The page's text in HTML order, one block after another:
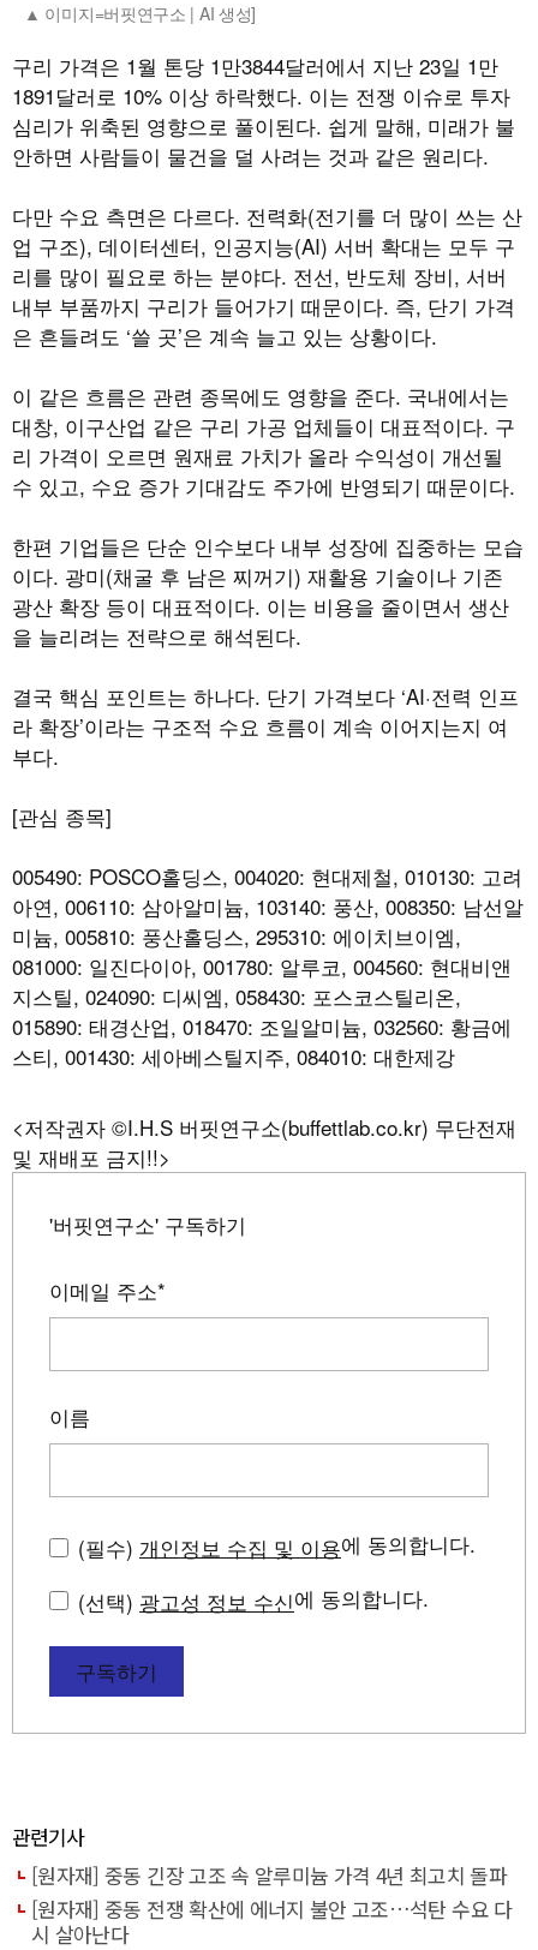
이미지=버핏연구소 | AI 생성]
구리 가격은 1월 톤당 1만3844달러에서 지난 23일 1만
1891달러로 10% 이상 하락했다. 이는 전쟁 이슈로 투자
심리가 위축된 영향으로 풀이된다. 쉽게 말해, 미래가 불
안하면 사람들이 물건을 덜 사려는 것과 같은 원리다.
다만 수요 측면은 다르다. 전력화(전기를 더 많이 쓰는 산
업 구조), 데이터센터, 인공지능(AI) 서버 확대는 모두 구
리를 많이 필요로 하는 분야다. 전선, 반도체 장비, 서버
내부 부품까지 구리가 들어가기 때문이다. 즉, 단기 가격
은 흔들려도 ‘쓸 곳’은 계속 늘고 있는 상황이다.
이 같은 흐름은 관련 종목에도 영향을 준다. 국내에서는
대창, 이구산업 같은 구리 가공 업체들이 대표적이다. 구
리 가격이 오르면 원재료 가치가 올라 수익성이 개선될
수 있고, 수요 증가 기대감도 주가에 반영되기 때문이다.
한편 기업들은 단순 인수보다 내부 성장에 집중하는 모습
이다. 광미(채굴 후 남은 찌꺼기) 재활용 기술이나 기존
광산 확장 등이 대표적이다. 이는 비용을 줄이면서 생산
을 늘리려는 전략으로 해석된다.
결국 핵심 포인트는 하나다. 단기 가격보다 ‘AI·전력 인프
라 확장’이라는 구조적 수요 흐름이 계속 이어지는지 여
부다.
[관심 종목]
005490: POSCO홀딩스, 004020: 현대제철, 010130: 고려
아연, 006110: 삼아알미늄, 103140: 풍산, 008350: 남선알
미늄, 005810: 풍산홀딩스, 295310: 에이치브이엠,
081000: 일진다이아, 001780: 알루코, 004560: 현대비앤
지스틸, 024090: 디씨엠, 058430: 포스코스틸리온,
015890: 태경산업, 018470: 조일알미늄, 032560: 황금에
스티, 001430: 세아베스틸지주, 084010: 대한제강
<저작권자 ©I.H.S 버핏연구소(buffettlab.co.kr) 무단전재
및 재배포 금지!!>
'버핏연구소' 구독하기
이메일 주소*
이름
(필수) 개인정보 수집 및 이용에 동의합니다.
(선택) 광고성 정보 수신에 동의합니다.
구독하기
관련기사
[원자재] 중동 긴장 고조 속 알루미늄 가격 4년 최고치 돌파
[원자재] 중동 전쟁 확산에 에너지 불안 고조…석탄 수요 다
시 살아난다